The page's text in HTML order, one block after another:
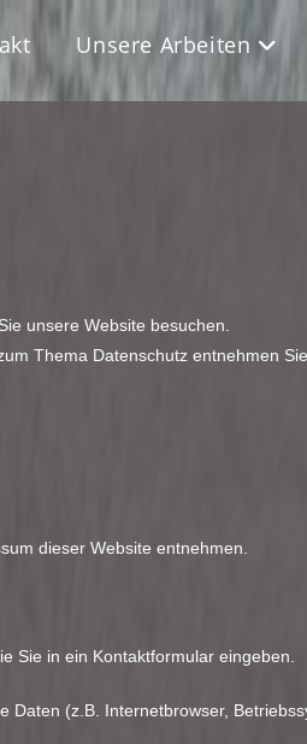
Unsere Arbeiten
unsere Website besuchen.
Thema Datenschutz entnehmen Sie
dieser Website entnehmen.
Sie in ein Kontaktformular eingeben.
Daten (z.B. Internetbrowser,